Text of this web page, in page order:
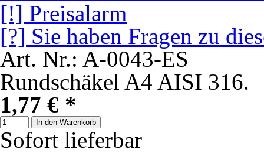
[!] Preisalarm
[?] Sie haben Fragen zu
Art. Nr.: A-0043-ES
Rundschäkel A4 AISI 316.
1,77 € *
In den Warenkorb
Sofort lieferbar